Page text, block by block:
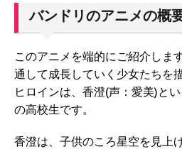
バンドリのアニメの概
このアニメを端的にご紹介しま
通して成長していく少女たちを
ヒロインは、香澄(声：愛美)と
の高校生です。
香澄は、子供のころ星空を見上